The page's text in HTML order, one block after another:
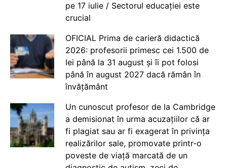
pe 17 iulie / Sectorul educației este
crucial
OFICIAL Prima de carieră didactică
2026: profesorii primesc cei 1.500 de
lei până la 31 august și îi pot folosi
până în august 2027 dacă rămân în
învățământ
Un cunoscut profesor de la Cambridge
a demisionat în urma acuzațiilor că ar
fi plagiat sau ar fi exagerat în privința
realizărilor sale, promovate printr-o
poveste de viață marcată de un